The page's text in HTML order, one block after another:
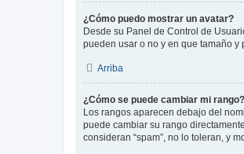
¿Cómo puedo mostrar un avatar?
Desde su Panel de Control de
pueden usar o no y en que tamaño
Arriba
¿Cómo se puede cambiar mi rango?
Los rangos aparecen debajo del
puede cambiar su rango
consideran “spam”, no lo toleran, y